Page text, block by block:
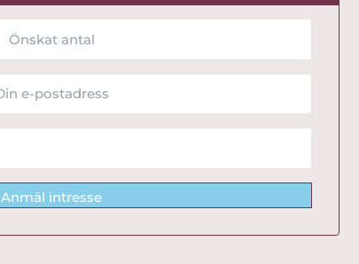
Anmäl intresse